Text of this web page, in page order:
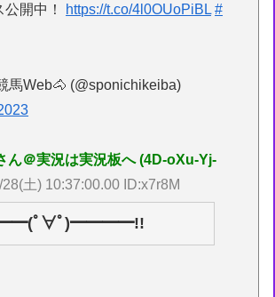
開中！
https://t.co/4l0OUoPiBL #
馬Web🐴 (@sponichikeiba)
ん＠実況は実況板へ (4D-oXu-Yj-
土) 10:37:00.00 ID:x7r8M
ﾟ∀ﾟ)━━━━!!